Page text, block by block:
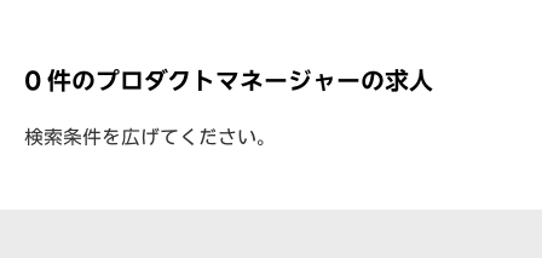
0 件のプロダクトマネージャーの求人
検索条件を広げてください。